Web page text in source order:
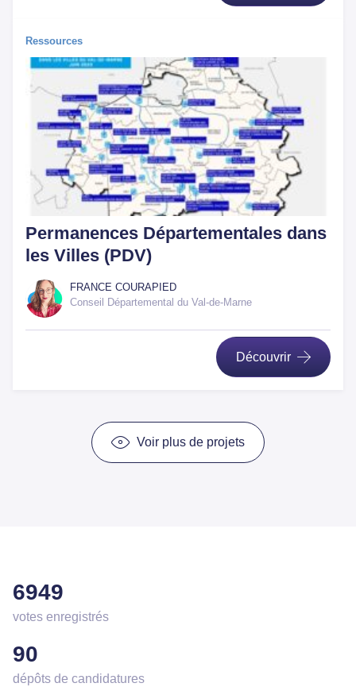
Ressources
Permanences Départementales dans
les Villes (PDV)
FRANCE COURAPIED
Conseil Départemental du Val-de-Marne
Découvrir
Voir plus de projets
6949
votes enregistrés
90
dépôts de candidatures